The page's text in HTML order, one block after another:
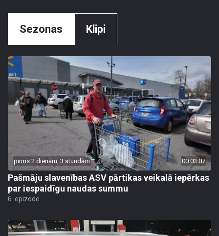
Sezonas Klipi
pirms 2 dienām, 3 stundām 00:03:07
Pašmāju slavenības ASV pārtikas veikalā iepērkas
par iespaidīgu naudas summu
6. epizode